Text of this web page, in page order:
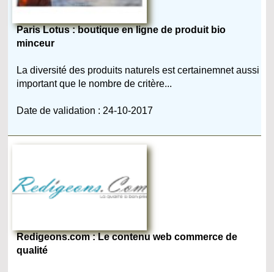
Paris Lotus : boutique en ligne de produit bio
minceur
La diversité des produits naturels est certainemnet aussi
important que le nombre de critère...
Date de validation : 24-10-2017
Redigeons.com : Le contenu web commerce de
qualité